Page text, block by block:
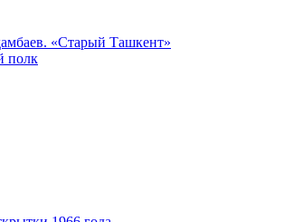
«Старый Ташкент»
полк